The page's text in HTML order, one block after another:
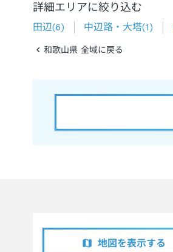
詳細エリアに絞り込む
田辺(6) 中辺路・大塔(1)
和歌山県 全域に戻る
地図を表示する